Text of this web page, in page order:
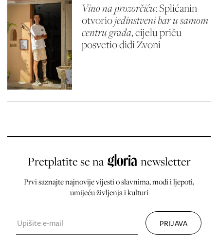
Vino na prozorčiću: Splićanin
otvoriojedinstveni bar u samom
centru grada, cijelu priču
posvetio didi Zvoni
Pretplatite se na newsletter
Prvi saznajte najnovije vijesti o slavnima, modi i ljepoti,
umijeću življenja i kulturi